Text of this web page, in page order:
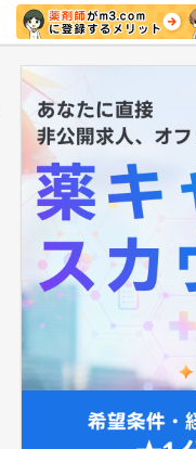
マイナ保険証